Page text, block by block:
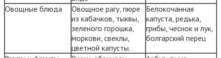
Овощные блюда
Овощное рагу, пюре
из кабачков, тыквы,
зеленого горошка,
моркови, свеклы,
цветной капусты.
Белокочанная
капуста, редька,
грибы, чеснок и лук,
болгарский перец